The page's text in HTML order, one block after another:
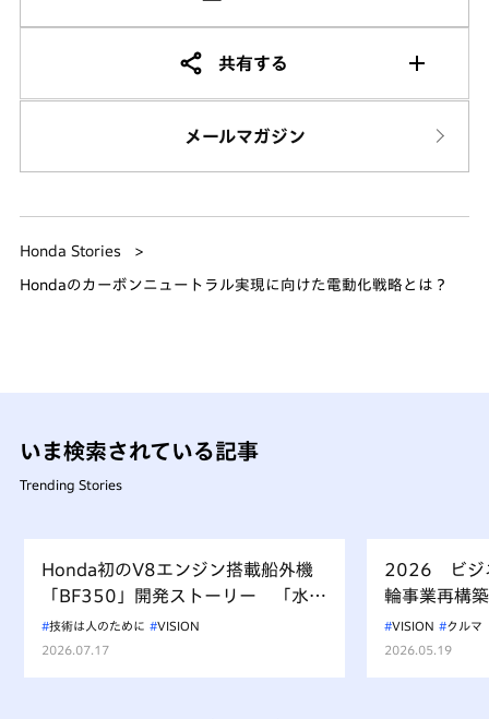
共有する
メールマガジン
Honda Stories
Hondaのカーボンニュートラル実現に向けた電動化戦略とは？
いま検索されている記事
Trending Stories
Honda初のV8エンジン搭載船外機
「BF350」開発ストーリー 「水上
を走るもの、水を汚すべからず」を
受け継ぐ挑戦
技術は人のために
VISION
2026.07.17
2026 ビジ
輪事業再構
VISION
クルマ
2026.05.19